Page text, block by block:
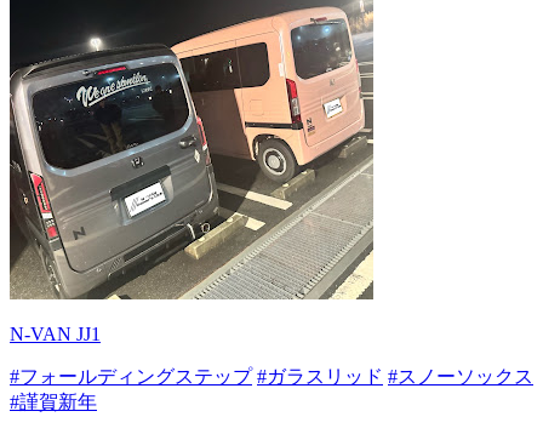
N-VAN JJ1
#フォールディングステップ #ガラスリッド #スノーソックス
#謹賀新年